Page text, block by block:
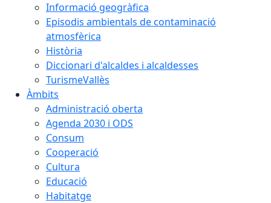
Informació geogràfica
Episodis ambientals de contaminació
atmosfèrica
Història
Diccionari d'alcaldes i alcaldesses
TurismeVallès
Àmbits
Administració oberta
Agenda 2030 i ODS
Consum
Cooperació
Cultura
Educació
Habitatge